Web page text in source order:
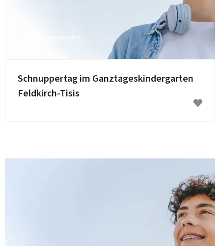
Einrichtungsbesuch
Schnuppertag im Ganztageskindergarten
Feldkirch-Tisis